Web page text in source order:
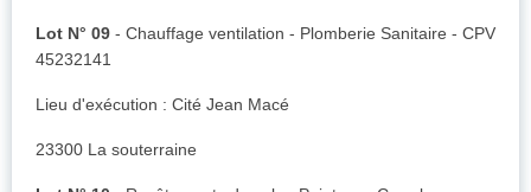
Lot N° 09 - Chauffage ventilation - Plomberie Sanitaire - CPV
45232141
Lieu d'exécution : Cité Jean Macé
23300 La souterraine